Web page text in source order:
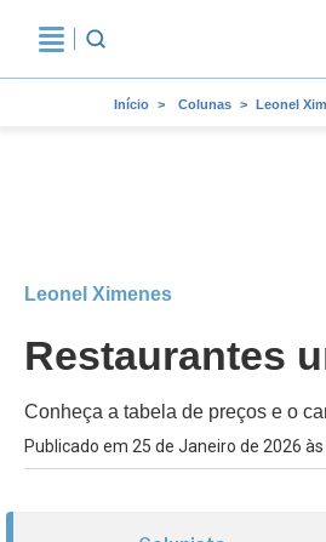
Início Colunas Leonel
Leonel Ximenes
Restaurantes
Conheça a tabela de preços e o
Publicado em 25 de Janeiro de 2026 às